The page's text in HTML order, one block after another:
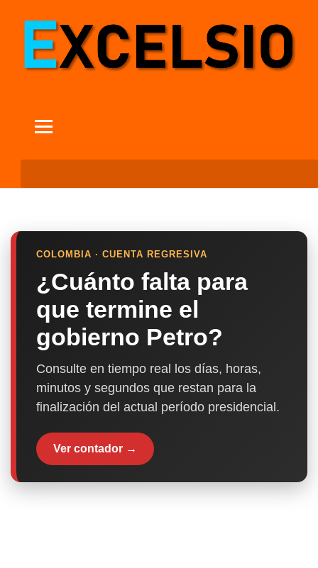
COLOMBIA · CUENTA REGRESIVA
¿Cuánto falta para
que termine el
gobierno Petro?
Consulte en tiempo real los días, horas,
minutos y segundos que restan para la
finalización del actual período presidencial.
Ver contador →